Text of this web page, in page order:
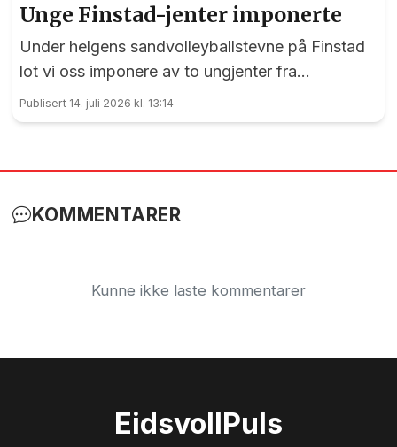
Unge Finstad-jenter imponerte
Under helgens sandvolleyballstevne på Finstad
lot vi oss imponere av to ungjenter fra
arrangørklubben
Publisert 14. juli 2026 kl. 13:14
KOMMENTARER
Kunne ikke laste kommentarer
EidsvollPuls